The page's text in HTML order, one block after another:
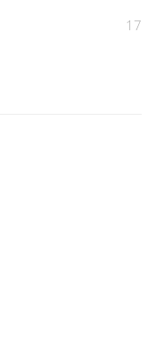
17